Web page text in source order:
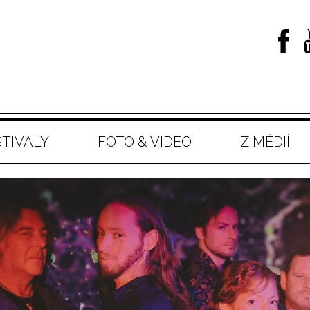
FOTO & VIDEO Z MÉDIÍ